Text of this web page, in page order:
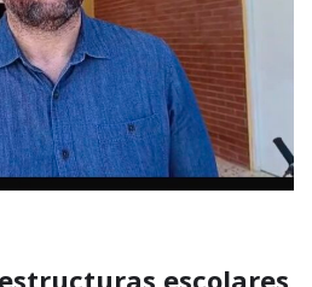
escolares